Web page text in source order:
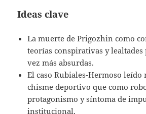
Ideas clave
La muerte de Prigozhin como
teorías conspirativas y lealtades
vez más absurdas.
El caso Rubiales-Hermoso leído
chisme deportivo que como
protagonismo y síntoma de
institucional.